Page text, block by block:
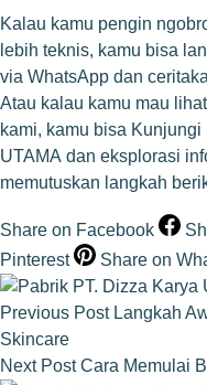
Kalau kamu pengin
lebih teknis, kamu bisa
via WhatsApp dan
Atau kalau kamu mau
kami, kamu bisa Kunjungi
UTAMA dan eksplorasi
memutuskan langkah
Share on Facebook
Pinterest
Share on
Previous Post Langkah
Skincare
Next Post Cara Memulai